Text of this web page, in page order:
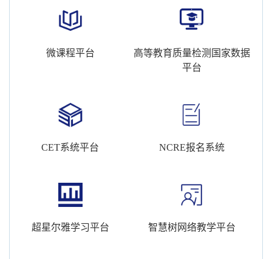
微课程平台
高等教育质量检测国家数据
平台
CET系统平台 NCRE报名系统
超星尔雅学习平台 智慧树网络教学平台